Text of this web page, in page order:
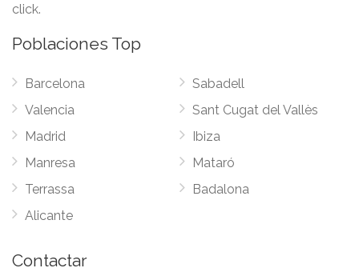
click.
Poblaciones Top
Barcelona
Valencia
Madrid
Manresa
Terrassa
Alicante
Sabadell
Sant Cugat del Vallès
Ibiza
Mataró
Badalona
Contactar